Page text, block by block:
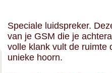
Speciale luidspreker.
van je GSM die je
volle klank vult de ruimte
unieke hoorn.